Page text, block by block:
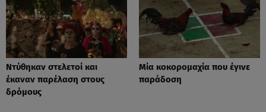
Nτύθηκαν στελετοί και
έκαναν παρέλαση στους
δρόμους
Mία κοκορομαχία που έγινε
παράδοση